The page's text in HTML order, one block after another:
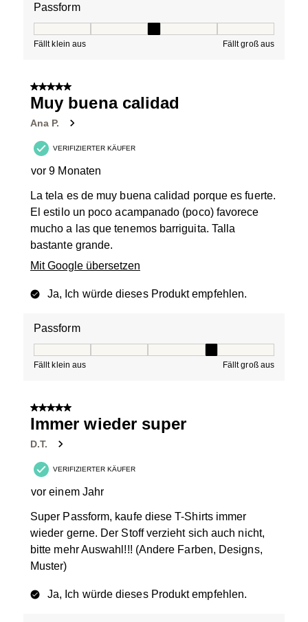
Passform
Fällt klein aus Fällt groß aus
5 von 5 Sternen.
Muy buena calidad
Ana P.
VERIFIZIERTER KÄUFER
vor 9 Monaten
La tela es de muy buena calidad porque es fuerte.
El estilo un poco acampanado (poco) favorece
mucho a las que tenemos barriguita. Talla
bastante grande.
Mit Google übersetzen
Ja, Ich würde dieses Produkt empfehlen.
Passform
Fällt klein aus Fällt groß aus
5 von 5 Sternen.
Immer wieder super
D.T.
VERIFIZIERTER KÄUFER
vor einem Jahr
Super Passform, kaufe diese T-Shirts immer
wieder gerne. Der Stoff verzieht sich auch nicht,
bitte mehr Auswahl!!! (Andere Farben, Designs,
Muster)
Ja, Ich würde dieses Produkt empfehlen.